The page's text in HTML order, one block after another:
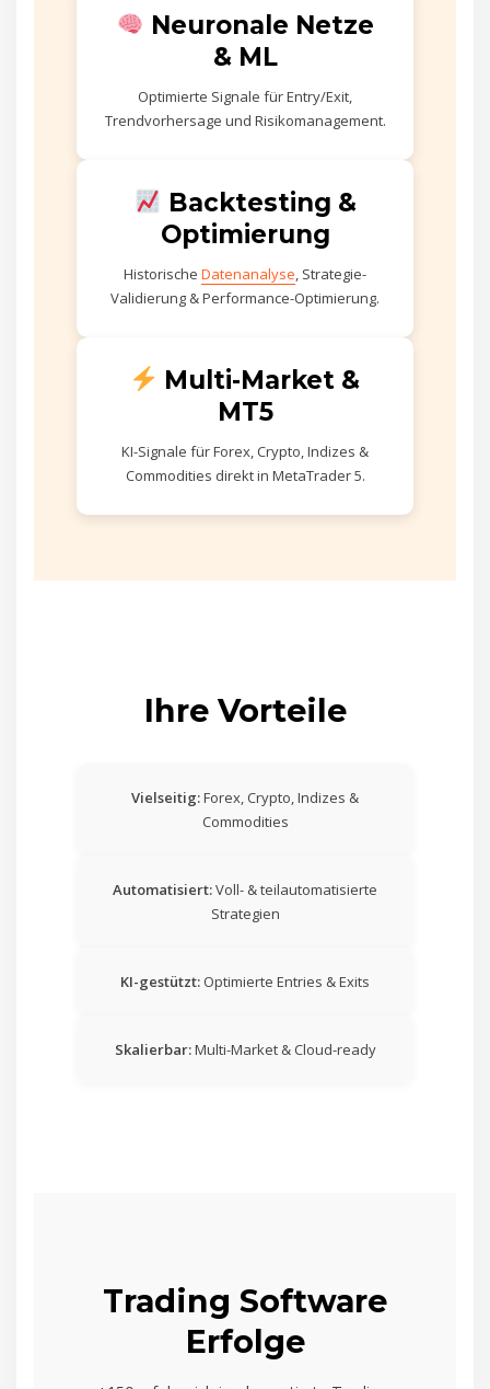
Neuronale Netze
& ML
Optimierte Signale für Entry/Exit,
Trendvorhersage und Risikomanagement.
Backtesting &
Optimierung
Historische Datenanalyse, Strategie-
Validierung & Performance-Optimierung.
Multi-Market &
MT5
KI-Signale für Forex, Crypto, Indizes &
Commodities direkt in MetaTrader 5.
Ihre Vorteile
Vielseitig:Forex, Crypto, Indizes &
Commodities
Automatisiert:Voll- & teilautomatisierte
Strategien
KI-gestützt: Optimierte Entries & Exits
Skalierbar:Multi-Market & Cloud-ready
Trading Software
Erfolge